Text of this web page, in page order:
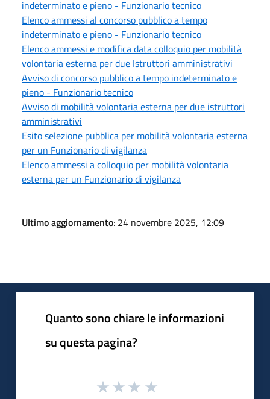
indeterminato e pieno - Funzionario tecnico
Elenco ammessi al concorso pubblico a tempo
indeterminato e pieno - Funzionario tecnico
Elenco ammessi e modifica data colloquio per mobilità
volontaria esterna per due Istruttori amministrativi
Avviso di concorso pubblico a tempo indeterminato e
pieno - Funzionario tecnico
Avviso di mobilità volontaria esterna per due istruttori
amministrativi
Esito selezione pubblica per mobilità volontaria esterna
per un Funzionario di vigilanza
Elenco ammessi a colloquio per mobilità volontaria
esterna per un Funzionario di vigilanza
Ultimo aggiornamento: 24 novembre 2025, 12:09
Quanto sono chiare le informazioni
su questa pagina?